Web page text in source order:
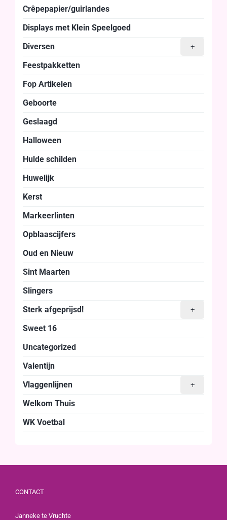
Crêpepapier/guirlandes
Displays met Klein Speelgoed
+
Diversen
Feestpakketten
Fop Artikelen
Geboorte
Geslaagd
Halloween
Hulde schilden
Huwelijk
Kerst
Markeerlinten
Opblaascijfers
Oud en Nieuw
Sint Maarten
Slingers
+
Sterk afgeprijsd!
Sweet 16
Uncategorized
Valentijn
+
Vlaggenlijnen
Welkom Thuis
WK Voetbal
CONTACT
Janneke te Vruchte